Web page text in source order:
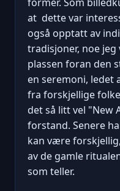
at dette var
også opptatt av
tradisjoner, noe
plassen foran den
en seremoni, ledet
fra forskjellige
det så litt vel "New
forstand. Senere
kan være
av de gamle
som teller.